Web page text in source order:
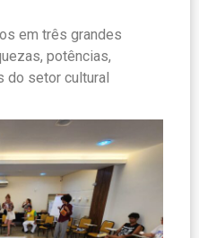
em três grandes
potências,
do setor cultural